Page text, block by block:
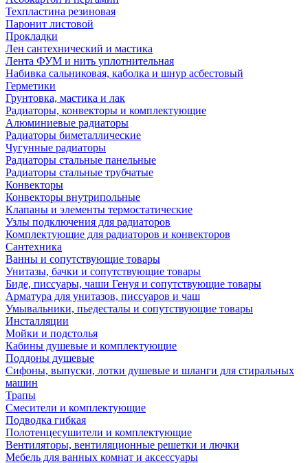
Техпластина резиновая
Паронит листовой
Прокладки
Лен сантехнический и мастика
Лента ФУМ и нить уплотнительная
Набивка сальниковая, каболка и шнур асбестовый
Герметики
Грунтовка, мастика и лак
Радиаторы, конвекторы и комплектующие
Алюминиевые радиаторы
Радиаторы биметаллические
Чугунные радиаторы
Радиаторы стальные панельные
Радиаторы стальные трубчатые
Конвекторы
Конвекторы внутрипольные
Клапаны и элементы термостатические
Узлы подключения для радиаторов
Комплектующие для радиаторов и конвекторов
Сантехника
Ванны и сопутствующие товары
Унитазы, бачки и сопутствующие товары
Биде, писсуары, чаши Генуя и сопутствующие товары
Арматура для унитазов, писсуаров и чаш
Умывальники, пьедесталы и сопутствующие товары
Инсталляции
Мойки и подстолья
Кабины душевые и комплектующие
Поддоны душевые
Сифоны, выпуски, лотки душевые и шланги для стиральных
машин
Трапы
Смесители и комплектующие
Подводка гибкая
Полотенцесушители и комплектующие
Вентиляторы, вентиляционные решетки и лючки
Мебель для ванных комнат и аксессуары